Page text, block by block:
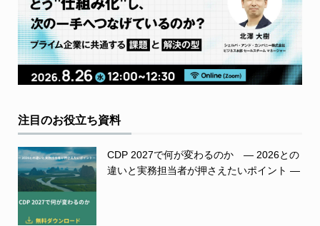
注目のお役立ち資料
CDP 2027で何が変わるのか ― 2026との
違いと実務担当者が押さえたいポイント ―